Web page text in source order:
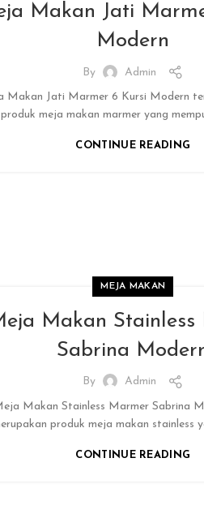
Makan Jati
Modern
By Admin
Makan Jati Marmer 6 Kursi Modern
produk meja makan marmer yang
CONTINUE READING
MEJA MAKAN
Makan Stainless
Sabrina
By Admin
Makan Stainless Marmer Sabrina
produk meja makan stainless
CONTINUE READING